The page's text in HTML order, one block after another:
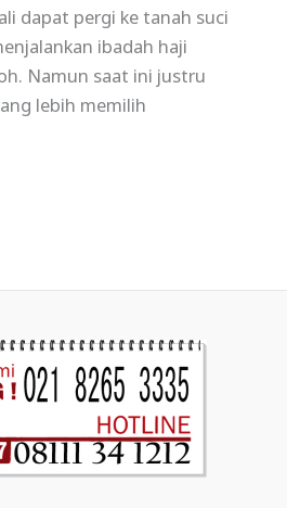
dapat pergi ke tanah suci
ibadah haji
Namun saat ini justru
lebih memilih